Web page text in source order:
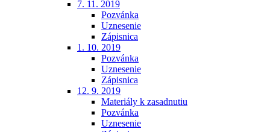
7. 11. 2019
Pozvánka
Uznesenie
Zápisnica
1. 10. 2019
Pozvánka
Uznesenie
Zápisnica
12. 9. 2019
Materiály k zasadnutiu
Pozvánka
Uznesenie